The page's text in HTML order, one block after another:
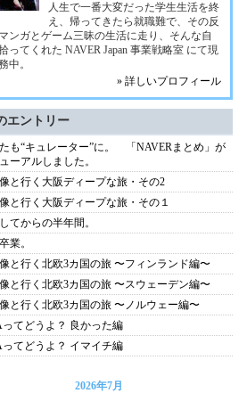
人生で一番大変だった学生生活を終
え、帰ってきたら就職難で、その反
ンガとゲーム三昧の生活に走り、そんな自
ってくれた NAVER Japan 事業戦略室 にて現
中。
» 詳しいプロフィール
エントリー
も“キュレーター”に。 「NAVERまとめ」が
ーアルしました。
と行く大阪ディープな旅・その2
と行く大阪ディープな旅・その１
てからの半年間。
業。
と行く北欧3カ国の旅 〜フィンランド編〜
と行く北欧3カ国の旅 〜スウェーデン編〜
と行く北欧3カ国の旅 〜ノルウェー編〜
てどうよ？ 良かった編
てどうよ？ イマイチ編
2026年7月